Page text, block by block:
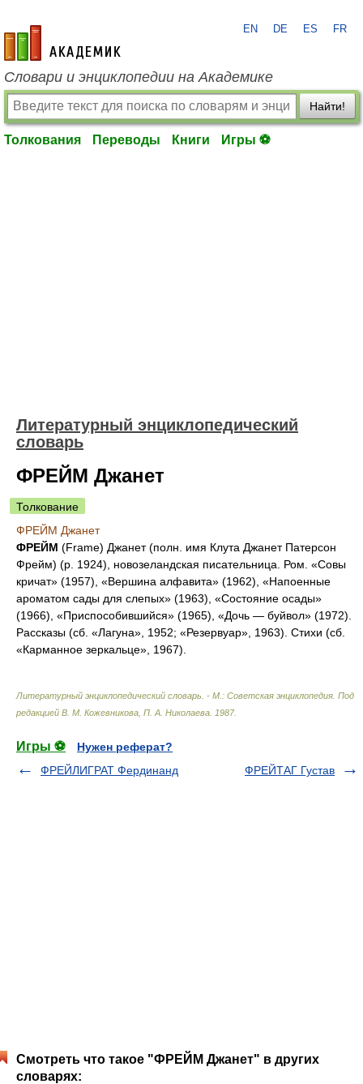
academic.ru
EN DE ES FR
Словари и энциклопедии на Академике
Найти!
Толкования Переводы Книги Игры ⚽
Литературный энциклопедический
словарь
ФРЕЙМ Джанет
Толкование
ФРЕЙМ Джанет
ФРЕЙМ (Frame) Джанет (полн. имя Клута Джанет Патерсон
Фрейм) (р. 1924), новозеландская писательница. Ром. «Совы
кричат» (1957), «Вершина алфавита» (1962), «Напоенные
ароматом сады для слепых» (1963), «Состояние осады»
(1966), «Приспособившийся» (1965), «Дочь — буйвол» (1972).
Рассказы (сб. «Лагуна», 1952; «Резервуар», 1963). Стихи (сб.
«Карманное зеркальце», 1967).
Литературный энциклопедический словарь. - М.: Советская энциклопедия Под
редакцией В. М. Кожевникова, П. А. Николаева 1987.
Игры ⚽
Нужен реферат?
ФРЕЙЛИГРАТ Фердинанд
ФРЕЙТАГ Густав
Смотреть что такое "ФРЕЙМ Джанет" в других
словарях: